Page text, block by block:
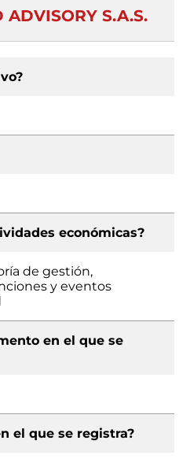
ADVISORY S.A.S.
económicas?
de gestión,
y eventos
en el que se
el que se registra?